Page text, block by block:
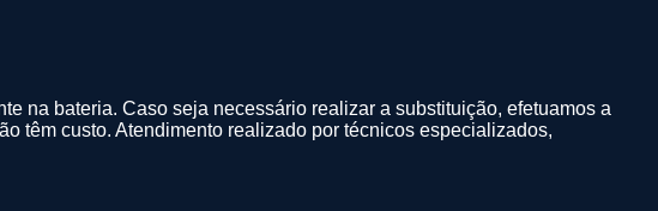
na bateria. Caso seja necessário realizar a substituição, efetuamos a
têm custo. Atendimento realizado por técnicos especializados,